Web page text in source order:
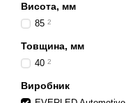
Висота, мм
85 2
Товщина, мм
40 2
Виробник